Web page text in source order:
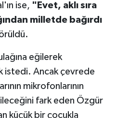
ise, "Evet, aklı sıra
milletde bağırdı
eğilerek
istedi. Ancak çevrede
mikrofonlarının
fark eden Özgür
küçük bir çocukla